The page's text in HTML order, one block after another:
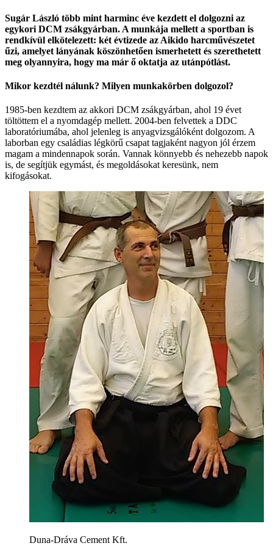
Sugár László több mint harminc éve kezdett el dolgozni az
egykori DCM zsákgyárban. A munkája mellett a sportban is
rendkívül elkötelezett: két évtizede az Aikido harcművészetet
űzi, amelyet lányának köszönhetően ismerhetett és szerethetett
meg olyannyira, hogy ma már ő oktatja az utánpótlást.
Mikor kezdtél nálunk? Milyen munkakörben dolgozol?
1985-ben kezdtem az akkori DCM zsákgyárban, ahol 19 évet
töltöttem el a nyomdagép mellett. 2004-ben felvettek a DDC
laboratóriumába, ahol jelenleg is anyagvizsgálóként dolgozom. A
laborban egy családias légkörű csapat tagjaként nagyon jól érzem
magam a mindennapok során. Vannak könnyebb és nehezebb napok
is, de segítjük egymást, és megoldásokat keresünk, nem
kifogásokat.
Duna-Dráva Cement Kft.